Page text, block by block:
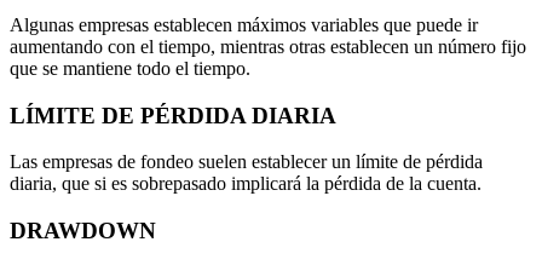
Algunas empresas establecen máximos variables que puede ir
aumentando con el tiempo, mientras otras establecen un número fijo
que se mantiene todo el tiempo.
LÍMITE DE PÉRDIDA DIARIA
Las empresas de fondeo suelen establecer un límite de pérdida
diaria, que si es sobrepasado implicará la pérdida de la cuenta.
DRAWDOWN